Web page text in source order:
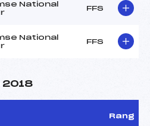
National
FFS
National
FFS
2018
Rang